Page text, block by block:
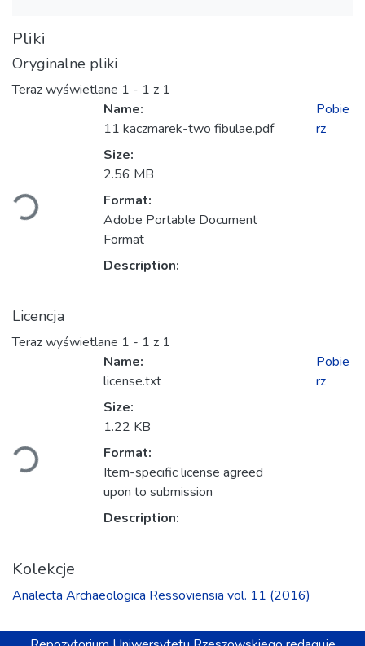
Pliki
Oryginalne pliki
Teraz wyświetlane 1 - 1 z 1
Ładowanie...
Name:
11 kaczmarek-two fibulae.pdf
Size:
2.56 MB
Format:
Adobe Portable Document
Format
Description:
Pobie
rz
Licencja
Teraz wyświetlane 1 - 1 z 1
Ładowanie...
Name:
license.txt
Size:
1.22 KB
Format:
Item-specific license agreed
upon to submission
Description:
Pobie
rz
Kolekcje
Ana­lecta Archa­eolo­gica Res­so­viensia vol. 11 (2016)